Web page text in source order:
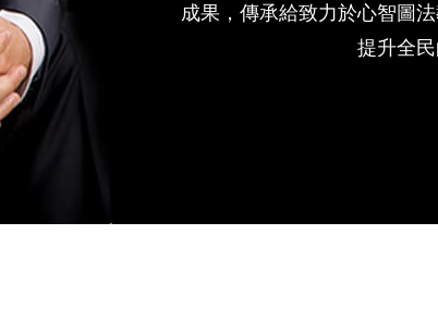
成果，傳承給致力於心智圖
提升全民